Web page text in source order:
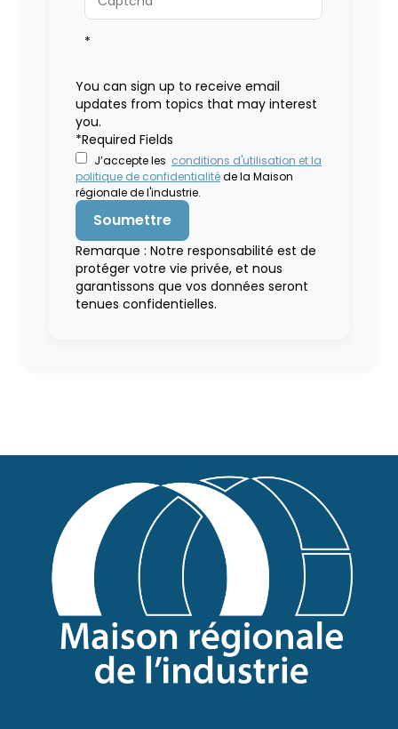
*
You can sign up to receive email
updates from topics that may interest
you.
*Required Fields
J’accepte les conditions d'utilisation et la
politique de confidentialitéde la Maison
régionale de l'industrie.
Remarque : Notre responsabilité est de
protéger votre vie privée, et nous
garantissons que vos données seront
tenues confidentielles.